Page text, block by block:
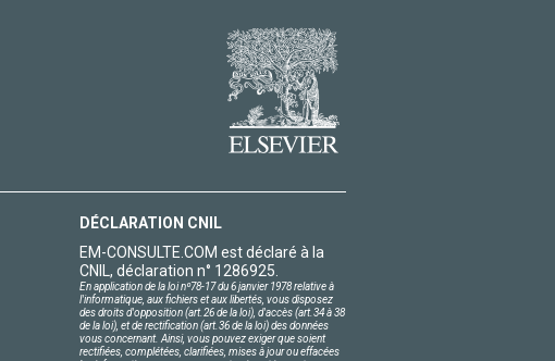
DÉCLARATION CNIL
EM-CONSULTE.COM est déclaré à la
CNIL, déclaration n° 1286925.
En application de la loi nº78-17 du 6 janvier 1978 relative à
l'informatique, aux fichiers et aux libertés, vous disposez
des droits d'opposition (art.26 de la loi), d'accès (art.34 à 38
de la loi), et de rectification (art.36 de la loi) des données
vous concernant. Ainsi, vous pouvez exiger que soient
rectifiées, complétées, clarifiées, mises à jour ou effacées